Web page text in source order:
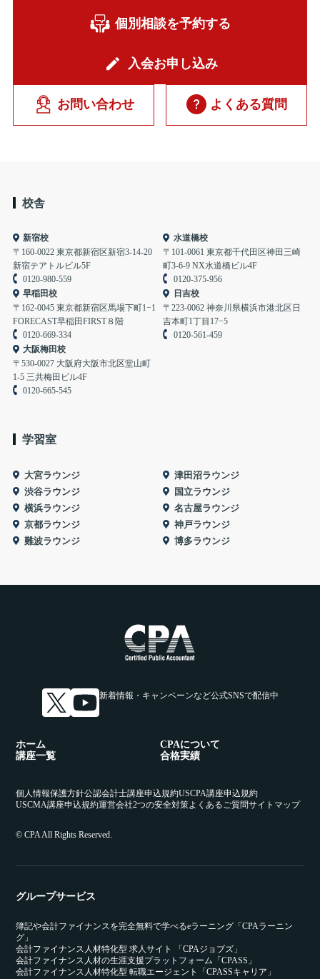
個別相談を予約する
入会お申し込み
お問い合わせ よくある質問
校舎
新宿校
〒160-0022 東京都新宿区新宿3-14-20
新宿テアトルビル5F
0120-980-559
水道橋校
〒101-0061 東京都千代田区神田三崎
町3-6-9 NX水道橋ビル4F
0120-375-956
早稲田校
〒162-0045 東京都新宿区馬場下町1−1
FORECAST早稲田FIRST８階
0120-669-334
日吉校
〒223-0062 神奈川県横浜市港北区日
吉本町1丁目17−5
0120-561-459
大阪梅田校
〒530-0027 大阪府大阪市北区堂山町
1-5 三共梅田ビル4F
0120-665-545
学習室
大宮ラウンジ
津田沼ラウンジ
渋谷ラウンジ
国立ラウンジ
横浜ラウンジ
名古屋ラウンジ
京都ラウンジ
神戸ラウンジ
難波ラウンジ
博多ラウンジ
新着情報・キャンペーンなど公式SNSで配信中
ホーム
CPAについて
講座一覧
合格実績
個人情報保護方針公認会計士講座申込規約USCPA講座申込規約
USCMA講座申込規約運営会社2つの安全対策よくあるご質問サイトマップ
© CPA All Rights Reserved.
グループサービス
簿記や会計ファイナンスを完全無料で学べるeラーニング「CPAラーニン
グ」
会計ファイナンス人材特化型 求人サイト 「CPAジョブズ」
会計ファイナンス人材の生涯支援プラットフォーム「CPASS」
会計ファイナンス人材特化型 転職エージェント「CPASSキャリア」